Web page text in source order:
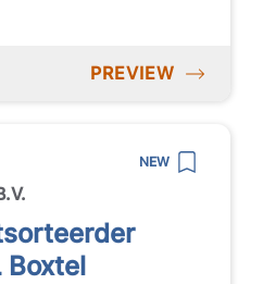
PREVIEW
NEW
Boxtel